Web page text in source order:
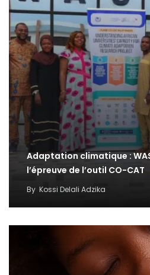
Adaptation climatique :
l’épreuve de l’outil CO-CAT
By Kossi Delali Adzika